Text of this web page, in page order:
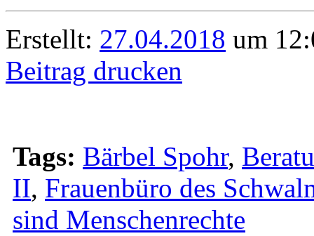
Erstellt: 27.04.2018 um
Beitrag drucken
Tags: Bärbel Spohr,
II, Frauenbüro des
sind Menschenrechte